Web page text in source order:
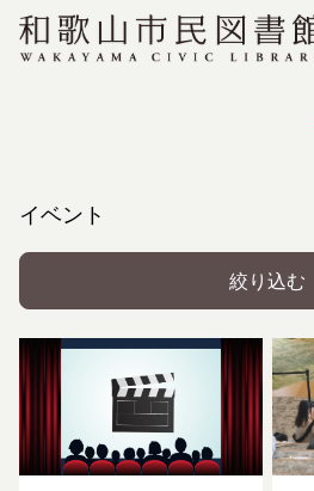
イベント
絞り込む